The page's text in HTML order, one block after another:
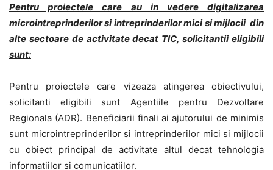
Pentru proiectele care au in vedere digitalizarea
microintreprinderilor si intreprinderilor mici si mijlocii din
alte sectoare de activitate decat TIC, solicitantii eligibili
sunt:
Pentru proiectele care vizeaza atingerea obiectivului,
solicitanti eligibili sunt Agentiile pentru Dezvoltare
Regionala (ADR). Beneficiarii finali ai ajutorului de minimis
sunt microintreprinderilor si intreprinderilor mici si mijlocii
cu obiect principal de activitate altul decat tehnologia
informatiilor si comunicatiilor.